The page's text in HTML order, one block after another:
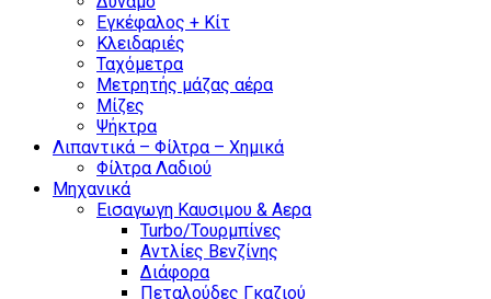
Εγκέφαλος + Κίτ
Κλειδαριές
Ταχόμετρα
Μετρητής μάζας αέρα
Μίζες
Ψήκτρα
Λιπαντικά – Φίλτρα – Χημικά
Φίλτρα Λαδιού
Μηχανικά
Εισαγωγη Καυσιμου & Αερα
Turbo/Τουρμπίνες
Αντλίες Βενζίνης
Διάφορα
Πεταλούδες Γκαζιού